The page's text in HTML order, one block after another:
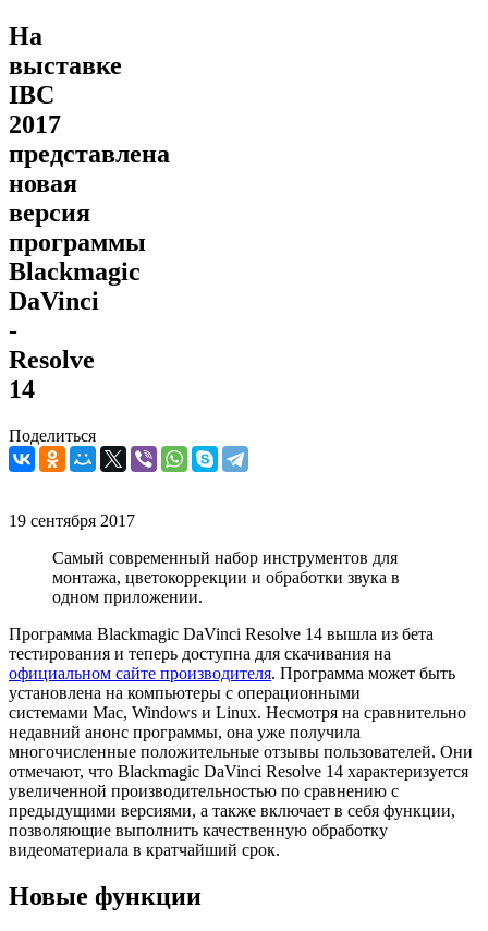
На
выставке
IBC
2017
представлена
новая
версия
программы
Blackmagic
DaVinci
-
Resolve
14
Поделиться
19 сентября 2017
Самый современный набор инструментов для
монтажа, цветокоррекции и обработки звука в
одном приложении.
Программа Blackmagic DaVinci Resolve 14 вышла из бета
тестирования и теперь доступна для скачивания на
официальном сайте производителя. Программа может быть
установлена на компьютеры с операционными
системами Mac, Windows и Linux. Несмотря на сравнительно
недавний анонс программы, она уже получила
многочисленные положительные отзывы пользователей. Они
отмечают, что Blackmagic DaVinci Resolve 14 характеризуется
увеличенной производительностью по сравнению с
предыдущими версиями, а также включает в себя функции,
позволяющие выполнить качественную обработку
видеоматериала в кратчайший срок.
Новые функции